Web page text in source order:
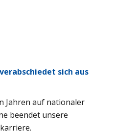
sich aus
Jahren auf nationaler
beendet unsere